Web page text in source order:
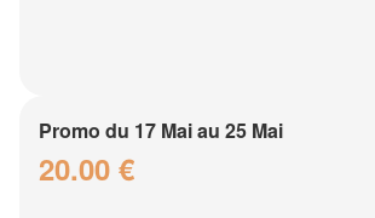
Promo du 17 Mai au 25 Mai
20.00 €